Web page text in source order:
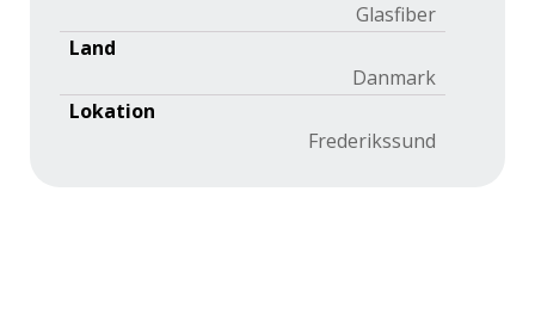
Glasfiber
Land
Danmark
Lokation
Frederikssund